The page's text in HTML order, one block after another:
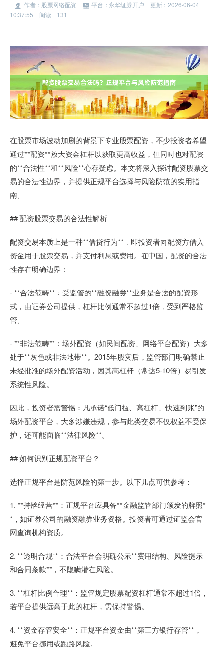
作者：股票网络配资 平台：永华证券开户
更新：2026-06-04
10:37:55
阅读：131
在股票市场波动加剧的背景下专业股票配资，不少投资者希望
通过**配资**放大资金杠杆以获取更高收益，但同时也对配资
的**合法性**和**风险**心存疑虑。本文将深入探讨配资股票交
易的合法性边界，并提供正规平台选择与风险防范的实用指
南。
## 配资股票交易的合法性解析
配资交易本质上是一种**借贷行为**，即投资者向配资方借入
资金用于股票交易，并支付利息或费用。在中国，配资的合法
性存在明确边界：
- **合法范畴**：受监管的**融资融券**业务是合法的配资形
式，由证券公司提供，杠杆比例通常不超过1倍，受到严格监
管。
- **非法范畴**：场外配资（如民间配资、网络平台配资）大多
处于**灰色或非法地带**。2015年股灾后，监管部门明确禁止
未经批准的场外配资活动，因其高杠杆（常达5-10倍）易引发
系统性风险。
因此，投资者需警惕：凡承诺“低门槛、高杠杆、快速到账”的
场外配资平台，大多涉嫌违规，参与此类交易不仅权益不受保
护，还可能面临**法律风险**。
## 如何识别正规配资平台？
选择正规平台是防范风险的第一步。以下几点可供参考：
1. **持牌经营**：正规平台应具备**金融监管部门颁发的牌照*
*，如证券公司的融资融券业务资格。投资者可通过证监会官
网查询机构资质。
2. **透明合规**：合法平台会明确公示**费用结构、风险提示
和合同条款**，不隐瞒潜在风险。
3. **杠杆比例合理**：监管规定股票配资杠杆通常不超过1倍，
若平台提供远高于此的杠杆，需保持警惕。
4. **资金存管安全**：正规平台资金由**第三方银行存管**，
避免平台挪用或跑路风险。